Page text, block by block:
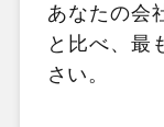
あなたの会
と比べ、最
さい。